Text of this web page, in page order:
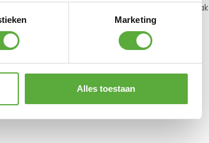
Marketing
Alles toestaan
zwart/zwart
€129,00
4 Seasons Outdoor Teak
Shield
€29,95